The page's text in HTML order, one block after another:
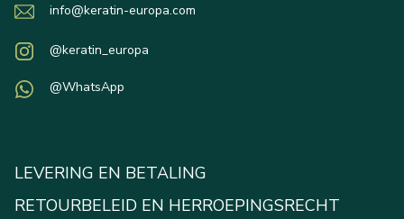
info@keratin-europa.com
@keratin_europa
@WhatsApp
LEVERING EN BETALING
RETOURBELEID EN HERROEPINGSRECHT